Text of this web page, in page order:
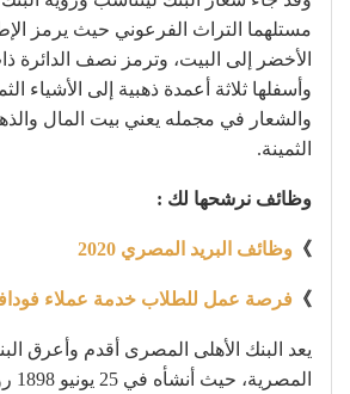
مستلهما التراث الفرعوني حيث يرمز
الأخضر إلى البيت، وترمز نصف الدائرة
وأسفلها ثلاثة أعمدة ذهبية إلى الأشياء
والشعار في مجمله يعني بيت المال
الثمينة.
وظائف نرشحها لك :
》 وظائف البريد المصري 2020
》 فرصة عمل للطلاب خدمة عملاء فودافون
يعد البنك الأهلى المصرى أقدم وأعرق